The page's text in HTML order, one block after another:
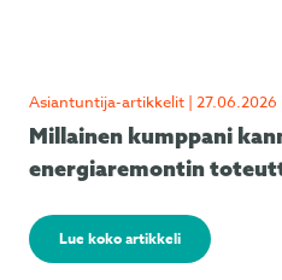
Asiantuntija-artikkelit | 27.06.2026
Millainen kumppani
energiaremontin
Lue koko artikkeli